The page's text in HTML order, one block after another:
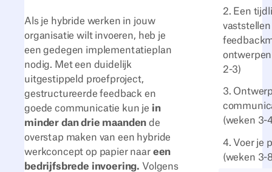
2. Een
2-3)
3.
(weken 3-
4. Voer je
(weken 3-
Als je hybride werken in jouw
organisatie wilt invoeren, heb je
een gedegen implementatieplan
nodig. Met een duidelijk
uitgestippeld proefproject,
gestructureerde feedback en
goede communicatie kun je in
minder dan drie maanden de
overstap maken van een hybride
werkconcept op papier naar een
bedrijfsbrede invoering. Volgens